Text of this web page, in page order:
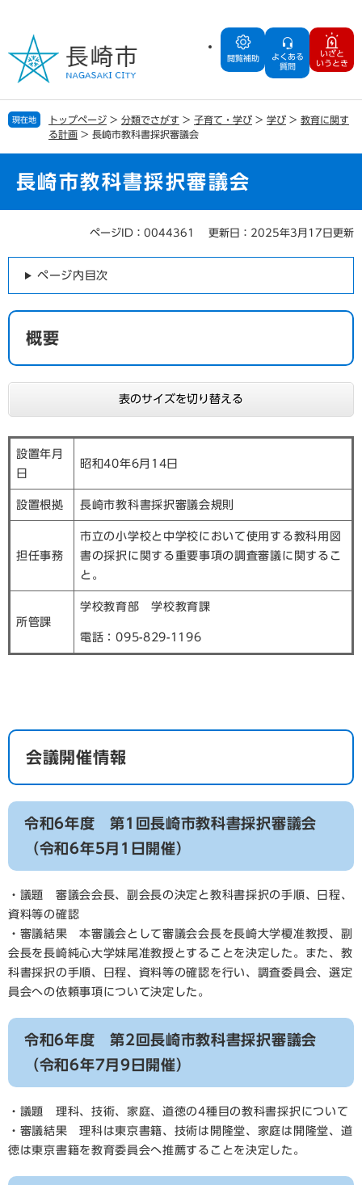
の
で
す
ー
ば
し
閲覧補助
よくある
質問
いざと
いうとき
現在地 トップページ > 分類でさがす > 子育て・学び > 学び > 教育に関す
る計画 > 長崎市教科書採択審議会
長崎市教科書採択審議会
ページID：0044361 更新日：2025年3月17日更新
ページ内目次
概要
表のサイズを切り替える
設置年月
日
昭和40年6月14日
設置根拠 長崎市教科書採択審議会規則
担任事務
市立の小学校と中学校において使用する教科用図
書の採択に関する重要事項の調査審議に関するこ
と。
所管課
学校教育部 学校教育課
電話：095-829-1196
会議開催情報
令和6年度 第1回長崎市教科書採択審議会
（令和6年5月1日開催）
・議題 審議会会長、副会長の決定と教科書採択の手順、日程、
資料等の確認
・審議結果 本審議会として審議会会長を長崎大学榎准教授、副
会長を長崎純心大学妹尾准教授とすることを決定した。また、教
科書採択の手順、日程、資料等の確認を行い、調査委員会、選定
員会への依頼事項について決定した。
令和6年度 第2回長崎市教科書採択審議会
（令和6年7月9日開催）
・議題 理科、技術、家庭、道徳の4種目の教科書採択について
・審議結果 理科は東京書籍、技術は開隆堂、家庭は開隆堂、道
徳は東京書籍を教育委員会へ推薦することを決定した。